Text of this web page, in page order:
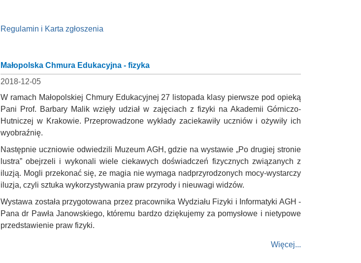
Regulamin i Karta zgłoszenia
Małopolska Chmura Edukacyjna - fizyka
2018-12-05
W ramach Małopolskiej Chmury Edukacyjnej 27 listopada klasy pierwsze pod opieką
Pani Prof. Barbary Malik wzięły udział w zajęciach z fizyki na Akademii Górniczo-
Hutniczej w Krakowie. Przeprowadzone wykłady zaciekawiły uczniów i ożywiły ich
wyobraźnię.
Następnie uczniowie odwiedzili Muzeum AGH, gdzie na wystawie „Po drugiej stronie
lustra” obejrzeli i wykonali wiele ciekawych doświadczeń fizycznych związanych z
iluzją. Mogli przekonać się, ze magia nie wymaga nadprzyrodzonych mocy-wystarczy
iluzja, czyli sztuka wykorzystywania praw przyrody i nieuwagi widzów.
Wystawa została przygotowana przez pracownika Wydziału Fizyki i Informatyki AGH -
Pana dr Pawła Janowskiego, któremu bardzo dziękujemy za pomysłowe i nietypowe
przedstawienie praw fizyki.
Więcej...